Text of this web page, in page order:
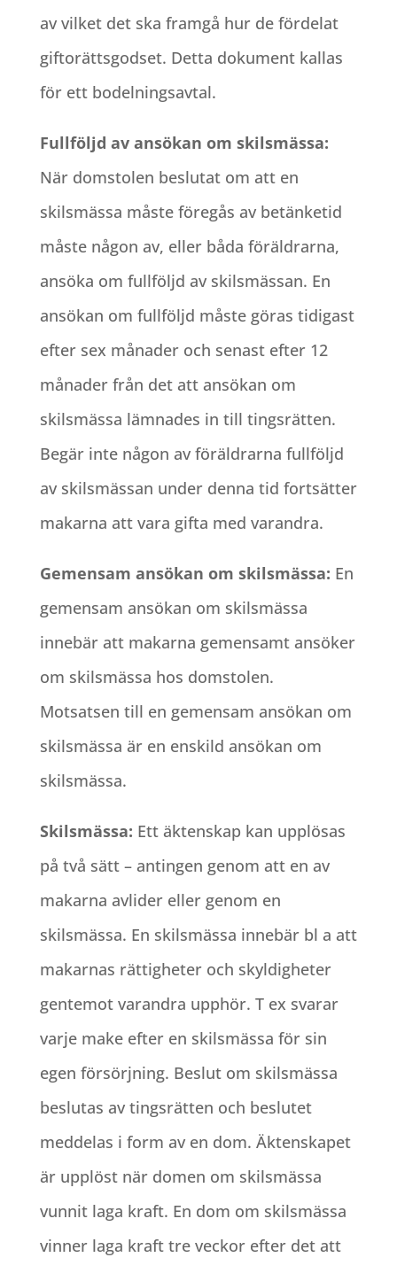
av vilket det ska framgå hur de fördelat
giftorättsgodset. Detta dokument kallas
för ett bodelningsavtal.
Fullföljd av ansökan om skilsmässa:
När domstolen beslutat om att en
skilsmässa måste föregås av betänketid
måste någon av, eller båda föräldrarna,
ansöka om fullföljd av skilsmässan. En
ansökan om fullföljd måste göras tidigast
efter sex månader och senast efter 12
månader från det att ansökan om
skilsmässa lämnades in till tingsrätten.
Begär inte någon av föräldrarna fullföljd
av skilsmässan under denna tid fortsätter
makarna att vara gifta med varandra.
Gemensam ansökan om skilsmässa: En
gemensam ansökan om skilsmässa
innebär att makarna gemensamt ansöker
om skilsmässa hos domstolen.
Motsatsen till en gemensam ansökan om
skilsmässa är en enskild ansökan om
skilsmässa.
Skilsmässa: Ett äktenskap kan upplösas
på två sätt – antingen genom att en av
makarna avlider eller genom en
skilsmässa. En skilsmässa innebär bl a att
makarnas rättigheter och skyldigheter
gentemot varandra upphör. T ex svarar
varje make efter en skilsmässa för sin
egen försörjning. Beslut om skilsmässa
beslutas av tingsrätten och beslutet
meddelas i form av en dom. Äktenskapet
är upplöst när domen om skilsmässa
vunnit laga kraft. En dom om skilsmässa
vinner laga kraft tre veckor efter det att